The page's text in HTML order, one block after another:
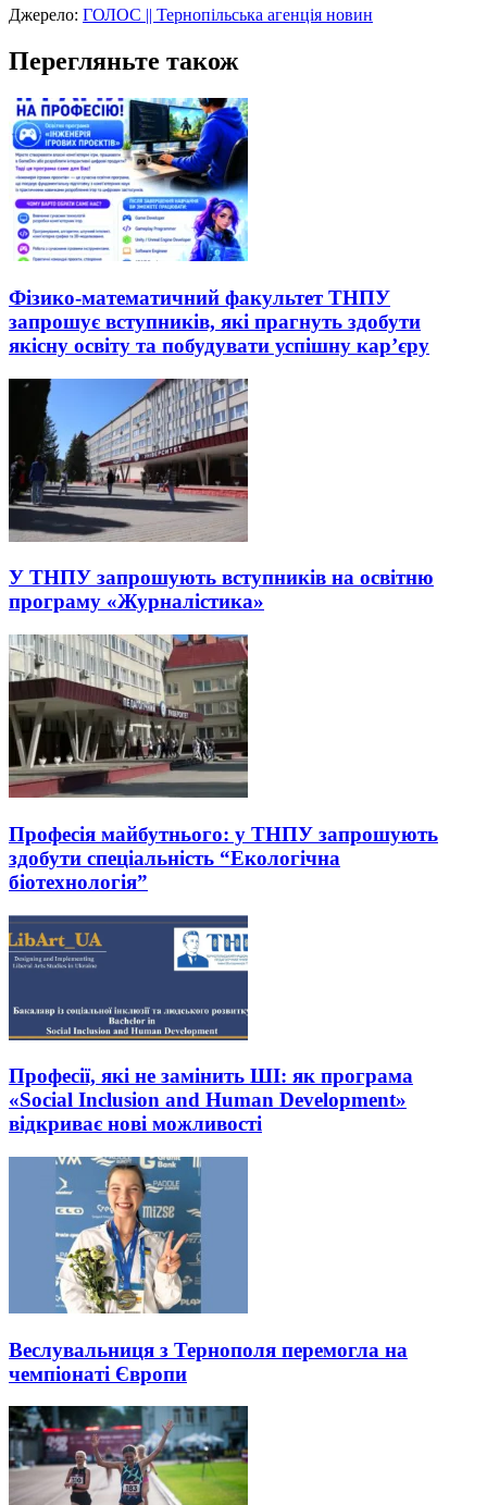
Джерело: ГОЛОС || Тернопільська агенція новин
Перегляньте також
Фізико-математичний факультет ТНПУ
запрошує вступників, які прагнуть здобути
якісну освіту та побудувати успішну кар’єру
У ТНПУ запрошують вступників на освітню
програму «Журналістика»
Професія майбутнього: у ТНПУ запрошують
здобути спеціальність “Екологічна
біотехнологія”
Професії, які не замінить ШІ: як програма
«Social Inclusion and Human Development»
відкриває нові можливості
Веслувальниця з Тернополя перемогла на
чемпіонаті Європи